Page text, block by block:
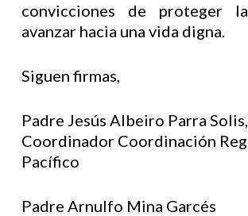
convicciones de proteger
avanzar hacia una vida digna.
Siguen firmas,
Padre Jesús Albeiro Parra Solis,
Coordinador Coordinación
Pacífico
Padre Arnulfo Mina Garcés